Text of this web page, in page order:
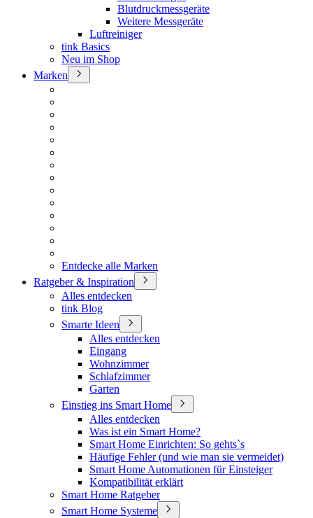
Blutdruckmessgeräte
Weitere Messgeräte
Luftreiniger
tink Basics
Neu im Shop
Marken
Entdecke alle Marken
Ratgeber & Inspiration
Alles entdecken
tink Blog
Smarte Ideen
Alles entdecken
Eingang
Wohnzimmer
Schlafzimmer
Garten
Einstieg ins Smart Home
Alles entdecken
Was ist ein Smart Home?
Smart Home Einrichten: So gehts`s
Häufige Fehler (und wie man sie vermeidet)
Smart Home Automationen für Einsteiger
Kompatibilität erklärt
Smart Home Ratgeber
Smart Home Systeme